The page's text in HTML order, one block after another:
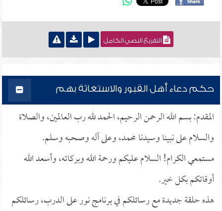
التفريغ النصي الكامل
حكم دعاء أهل القبور والاستغاثة بهم
المقدم: بسم الله الرحمن الرحيم، الحمد لله رب العالمين، والصلاة
والسلام على نبينا وسيدنا محمد، وعلى آله وصحبه وسلم.
مستمعي الكرام! السلام عليكم ورحمة الله وبركاته، وأسعد الله
أوقاتكم بكل خير.
هذه حلقة جديدة مع رسائلكم في برنامج نور على الدرب، رسائلكم